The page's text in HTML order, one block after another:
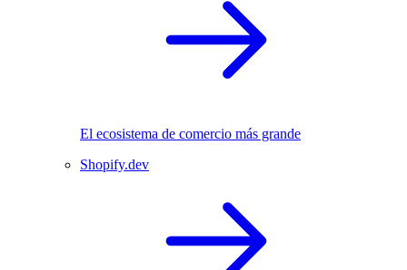
El ecosistema de comercio más grande
Shopify.dev